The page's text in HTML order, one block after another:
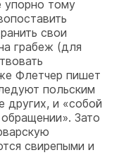
упорно тому
свои
грабеж (для
Флетчер пишет
польским
других, и «собой
Зато
свирепыми и